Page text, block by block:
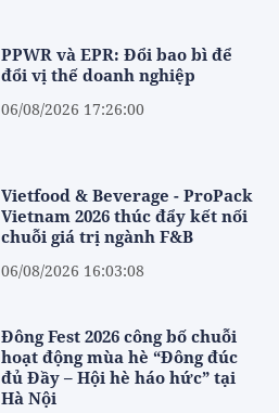
PPWR và EPR: Đổi bao bì để
đổi vị thế doanh nghiệp
06/08/2026 17:26:00
Vietfood & Beverage - ProPack
Vietnam 2026 thúc đẩy kết nối
chuỗi giá trị ngành F&B
06/08/2026 16:03:08
Đông Fest 2026 công bố chuỗi
hoạt động mùa hè “Đông đúc
đủ Đầy – Hội hè háo hức” tại
Hà Nội